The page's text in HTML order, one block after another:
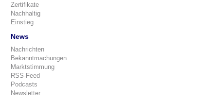
Zertifikate
Nachhaltig
Einstieg
News
Nachrichten
Bekanntmachungen
Marktstimmung
RSS-Feed
Podcasts
Newsletter